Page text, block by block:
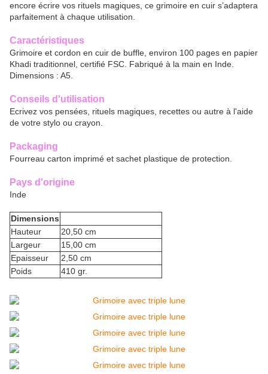
encore écrire vos rituels magiques, ce grimoire en cuir s’adaptera
parfaitement à chaque utilisation.
Caractéristiques
Grimoire et cordon en cuir de buffle, environ 100 pages en papier
Khadi traditionnel, certifié FSC. Fabriqué à la main en Inde.
Dimensions : A5.
Conseils d'utilisation
Ecrivez vos pensées, rituels magiques, recettes ou autre à l'aide
de votre stylo ou crayon.
Packaging
Fourreau carton imprimé et sachet plastique de protection.
Pays d'origine
Inde
Dimensions
Hauteur
20,50 cm
Largeur
15,00 cm
Epaisseur
2,50 cm
Poids
410 gr.